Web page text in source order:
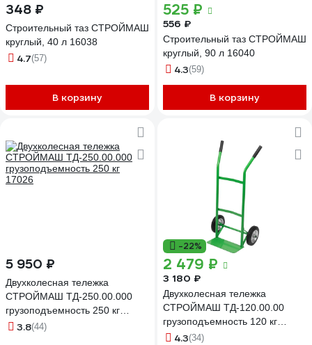
348 ₽
Строительный таз СТРОЙМАШ
круглый, 40 л 16038
4.7(57)
В корзину
525 ₽
556 ₽
Строительный таз СТРОЙМАШ
круглый, 90 л 16040
4.3(59)
В корзину
5 950 ₽
Двухколесная тележка
СТРОЙМАШ ТД-250.00.000
грузоподъемность 250 кг
17026
3.8(44)
-22%
2 479 ₽
3 180 ₽
Двухколесная тележка
СТРОЙМАШ ТД-120.00.00
грузоподъемность 120 кг
17025
4.3(34)